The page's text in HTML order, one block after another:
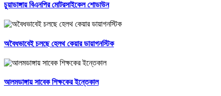
চুয়াডাঙ্গায় বিএনপির মোটরসাইকেল শোডাউন
অবৈধভাবেই চলছে হেলথ কেয়ার ডায়াগনস্টিক
আলমডাঙ্গায় সাবেক শিক্ষকের ইন্তেকাল